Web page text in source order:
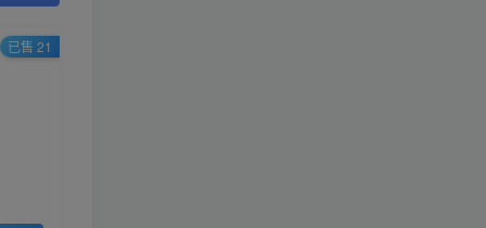
已售 21